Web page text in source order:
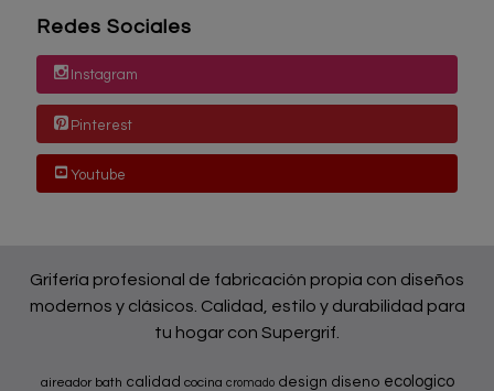
Redes Sociales
Instagram
Pinterest
Youtube
Grifería profesional de fabricación propia con diseños
modernos y clásicos. Calidad, estilo y durabilidad para
tu hogar con Supergrif.
aireador bath calidad cocina cromado design diseno ecologico